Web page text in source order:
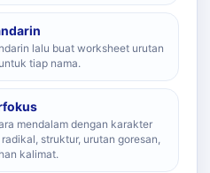
lalu buat worksheet urutan
tiap nama.
mendalam dengan karakter
struktur, urutan goresan,
kalimat.